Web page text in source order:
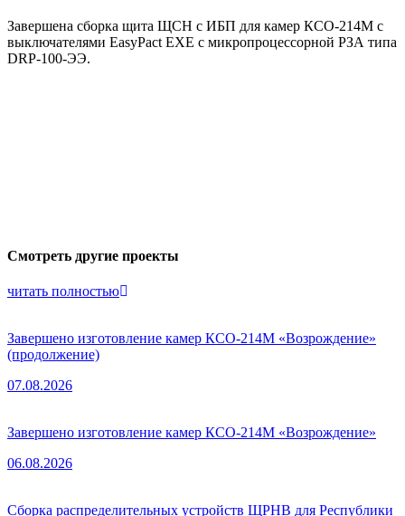
Завершена сборка щита ЩСН с ИБП для камер КСО-214М с
выключателями EasyPact EXE с микропроцессорной РЗА типа
DRP-100-ЭЭ.
Смотреть другие проекты
читать полностью
Завершено изготовление камер КСО-214М «Возрождение»
(продолжение)
07.08.2026
Завершено изготовление камер КСО-214М «Возрождение»
06.08.2026
Сборка распределительных устройств ЩРНВ для Республики